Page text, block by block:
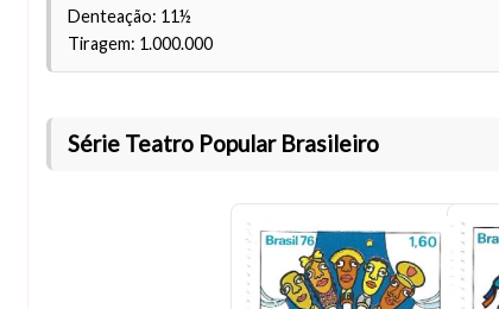
Denteação: 11½
Tiragem: 1.000.000
Série Teatro Popular Brasileiro